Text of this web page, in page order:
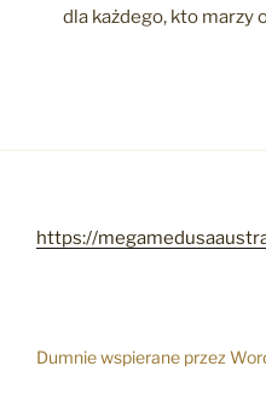
dla każdego, kto marzy
https://
Dumnie wspierane przez